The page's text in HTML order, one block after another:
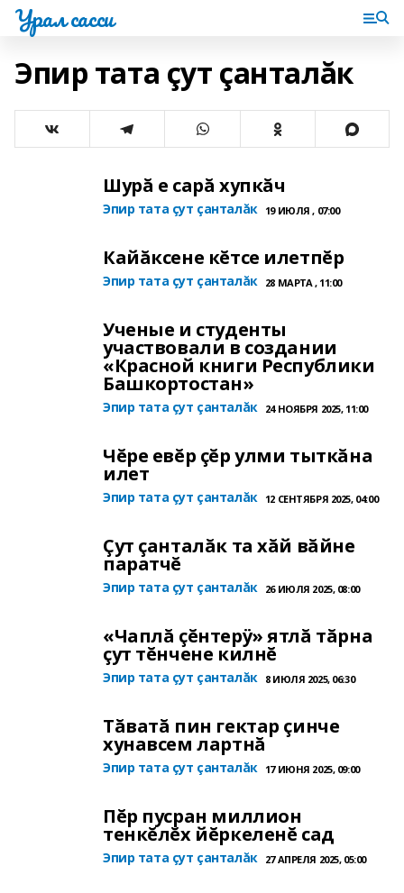
Урал сасси
Эпир тата çут çанталăк
Шурă е сарă хупкăч
Эпир тата çут çанталăк 19 ИЮЛЯ , 07:00
Кайăксене кĕтсе илетпĕр
Эпир тата çут çанталăк 28 МАРТА , 11:00
Ученые и студенты
участвовали в создании
«Красной книги Республики
Башкортостан»
Эпир тата çут çанталăк 24 НОЯБРЯ 2025, 11:00
Чĕре евĕр çĕр улми тыткăна
илет
Эпир тата çут çанталăк 12 СЕНТЯБРЯ 2025, 04:00
Çут çанталăк та хăй вăйне
паратчĕ
Эпир тата çут çанталăк 26 ИЮЛЯ 2025, 08:00
«Чаплă çĕнтерÿ» ятлă тăрна
çут тĕнчене килнĕ
Эпир тата çут çанталăк 8 ИЮЛЯ 2025, 06:30
Тăватă пин гектар çинче
хунавсем лартнă
Эпир тата çут çанталăк 17 ИЮНЯ 2025, 09:00
Пĕр пусран миллион
тенкĕлĕх йĕркеленĕ сад
Эпир тата çут çанталăк 27 АПРЕЛЯ 2025, 05:00